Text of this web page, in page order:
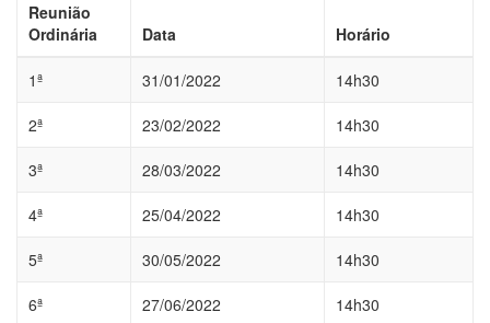
Reunião
Ordinária
Data Horário
1ª 31/01/2022 14h30
2ª 23/02/2022 14h30
3ª 28/03/2022 14h30
4ª 25/04/2022 14h30
5ª 30/05/2022 14h30
6ª 27/06/2022 14h30